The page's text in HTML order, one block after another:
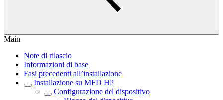
Main
Note di rilascio
Informazioni di base
Fasi precedenti all’installazione
Installazione su MFD HP
Configurazione del dispositivo